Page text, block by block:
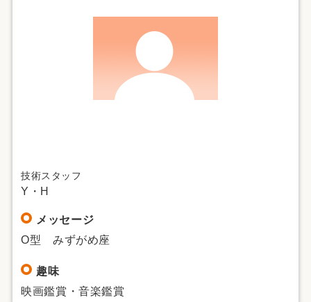
技術スタッフ
Y・H
メッセージ
O型 みずがめ座
趣味
映画鑑賞・音楽鑑賞